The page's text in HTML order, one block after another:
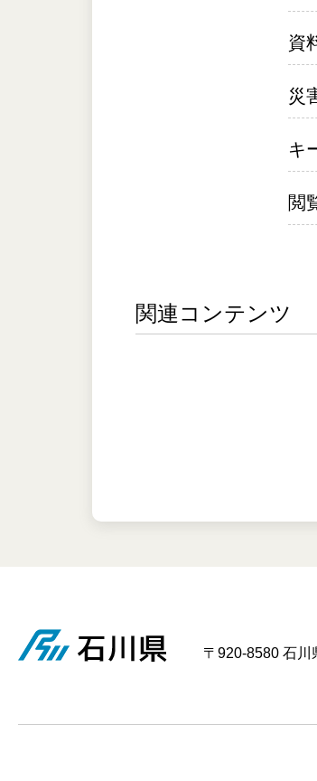
資
災
キ
閲
関連コンテンツ
〒920-8580 石